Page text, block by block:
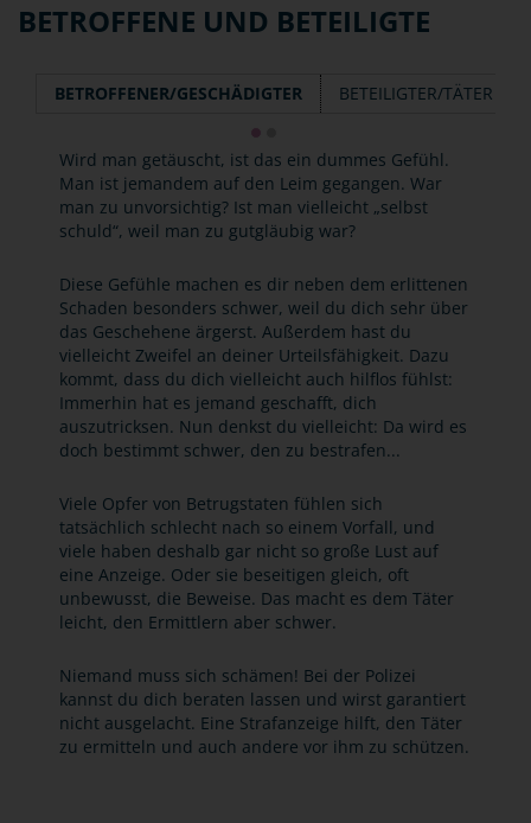
BETROFFENE UND BETEILIGTE
BETROFFENER/GESCHÄDIGTER BETEILIGTER/TÄTER
Wird man getäuscht, ist das ein dummes Gefühl.
Man ist jemandem auf den Leim gegangen. War
man zu unvorsichtig? Ist man vielleicht „selbst
schuld“, weil man zu gutgläubig war?
Diese Gefühle machen es dir neben dem erlittenen
Schaden besonders schwer, weil du dich sehr über
das Geschehene ärgerst. Außerdem hast du
vielleicht Zweifel an deiner Urteilsfähigkeit. Dazu
kommt, dass du dich vielleicht auch hilflos fühlst:
Immerhin hat es jemand geschafft, dich
auszutricksen. Nun denkst du vielleicht: Da wird es
doch bestimmt schwer, den zu bestrafen...
Viele Opfer von Betrugstaten fühlen sich
tatsächlich schlecht nach so einem Vorfall, und
viele haben deshalb gar nicht so große Lust auf
eine Anzeige. Oder sie beseitigen gleich, oft
unbewusst, die Beweise. Das macht es dem Täter
leicht, den Ermittlern aber schwer.
Niemand muss sich schämen! Bei der Polizei
kannst du dich beraten lassen und wirst garantiert
nicht ausgelacht. Eine Strafanzeige hilft, den Täter
zu ermitteln und auch andere vor ihm zu schützen.